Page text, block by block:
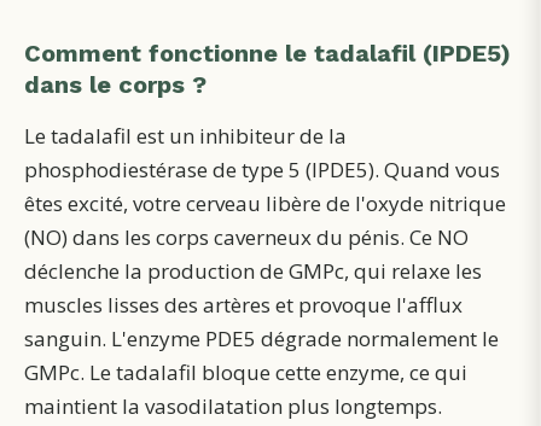
Comment fonctionne le tadalafil (IPDE5)
dans le corps ?
Le tadalafil est un inhibiteur de la
phosphodiestérase de type 5 (IPDE5). Quand vous
êtes excité, votre cerveau libère de l'oxyde nitrique
(NO) dans les corps caverneux du pénis. Ce NO
déclenche la production de GMPc, qui relaxe les
muscles lisses des artères et provoque l'afflux
sanguin. L'enzyme PDE5 dégrade normalement le
GMPc. Le tadalafil bloque cette enzyme, ce qui
maintient la vasodilatation plus longtemps.